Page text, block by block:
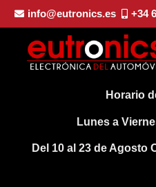
info@eutronics.es +34
Horario
Lunes a
Del 10 al 23 de Agosto